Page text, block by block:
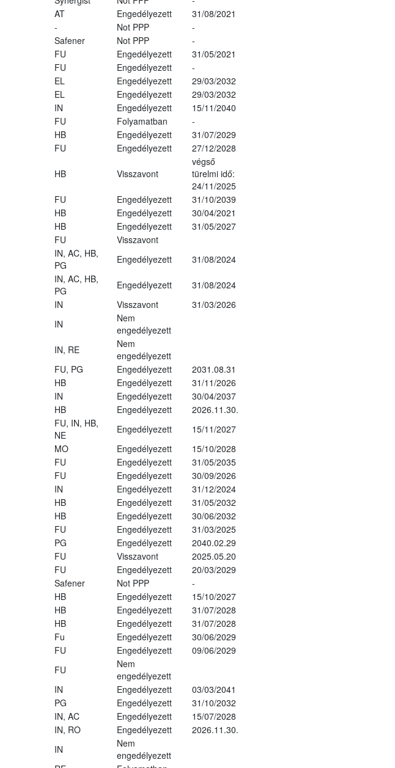
AT Engedélyezett
31/08/2021
- Not PPP
-
Safener Not PPP
-
FU Engedélyezett
31/05/2021
FU Engedélyezett
-
EL Engedélyezett
29/03/2032
EL Engedélyezett
29/03/2032
IN Engedélyezett
15/11/2040
FU Folyamatban
-
HB Engedélyezett
31/07/2029
FU Engedélyezett 27/12/2028
HB Visszavont
végső
türelmi idő:
24/11/2025
FU Engedélyezett
31/10/2039
HB Engedélyezett
30/04/2021
HB Engedélyezett
31/05/2027
FU
Visszavont
IN, AC, HB,
PG
Engedélyezett 31/08/2024
IN, AC, HB,
PG
Engedélyezett
31/08/2024
IN Visszavont
31/03/2026
IN
Nem
engedélyezett
IN, RE
Nem
engedélyezett
FU, PG Engedélyezett
2031.08.31
HB Engedélyezett
31/11/2026
IN Engedélyezett
30/04/2037
HB Engedélyezett
2026.11.30.
FU, IN, HB,
NE
Engedélyezett
15/11/2027
MO Engedélyezett
15/10/2028
FU Engedélyezett
31/05/2035
FU Engedélyezett
30/09/2026
IN Engedélyezett
31/12/2024
HB Engedélyezett
31/05/2032
HB Engedélyezett
30/06/2032
FU Engedélyezett
31/03/2025
PG Engedélyezett
2040.02.29
FU Visszavont
2025.05.20
FU Engedélyezett
20/03/2029
Safener Not PPP
-
HB Engedélyezett
15/10/2027
HB Engedélyezett
31/07/2028
HB Engedélyezett
31/07/2028
Fu Engedélyezett
30/06/2029
FU Engedélyezett
09/06/2029
FU
Nem
engedélyezett
IN Engedélyezett
03/03/2041
PG Engedélyezett
31/10/2032
IN, AC Engedélyezett
15/07/2028
IN, RO Engedélyezett
2026.11.30.
IN
Nem
engedélyezett